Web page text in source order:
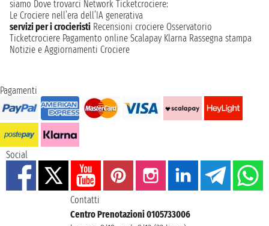
siamo Dove trovarci Network Ticketcrociere:
Le Crociere nell’era dell’IA generativa
servizi per i crocieristi Recensioni crociere Osservatorio
Ticketcrociere Pagamento online Scalapay Klarna Rassegna stampa
Notizie e Aggiornamenti Crociere
Pagamenti
Social
Contatti
Centro Prenotazioni 0105733006